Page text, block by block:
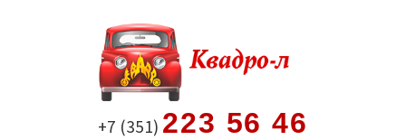
содержимому
+7 (351) 223 56 46